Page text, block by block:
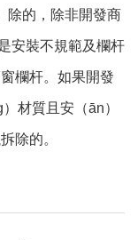
除的，除非開發商
安裝不規範及欄杆
欄杆。如果開發
材質且安（ān）
除的。